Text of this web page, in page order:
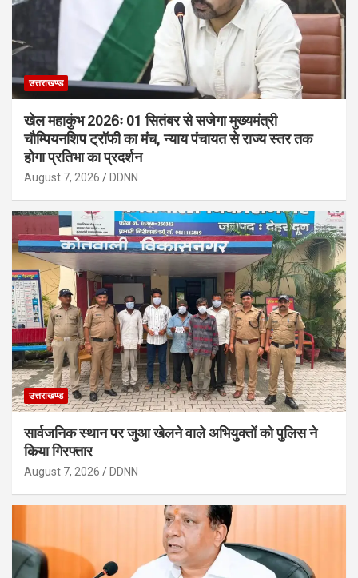
उत्तराखण्ड
खेल महाकुंभ 2026ः 01 सितंबर से सजेगा मुख्यमंत्री
चौम्पियनशिप ट्रॉफी का मंच, न्याय पंचायत से राज्य स्तर तक
होगा प्रतिभा का प्रदर्शन
August 7, 2026 DDNN
उत्तराखण्ड
सार्वजनिक स्थान पर जुआ खेलने वाले अभियुक्तों को पुलिस ने
किया गिरफ्तार
August 7, 2026 DDNN